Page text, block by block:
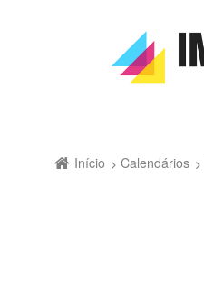
Início Calendários